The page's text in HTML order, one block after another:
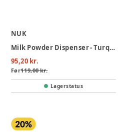
NUK
Milk Powder Dispenser - Turquoise
95,20 kr.
Før119,00 kr.
Lagerstatus